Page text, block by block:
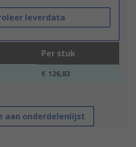
leverdata
Per stuk
€ 126,83
aan onderdelenlijst